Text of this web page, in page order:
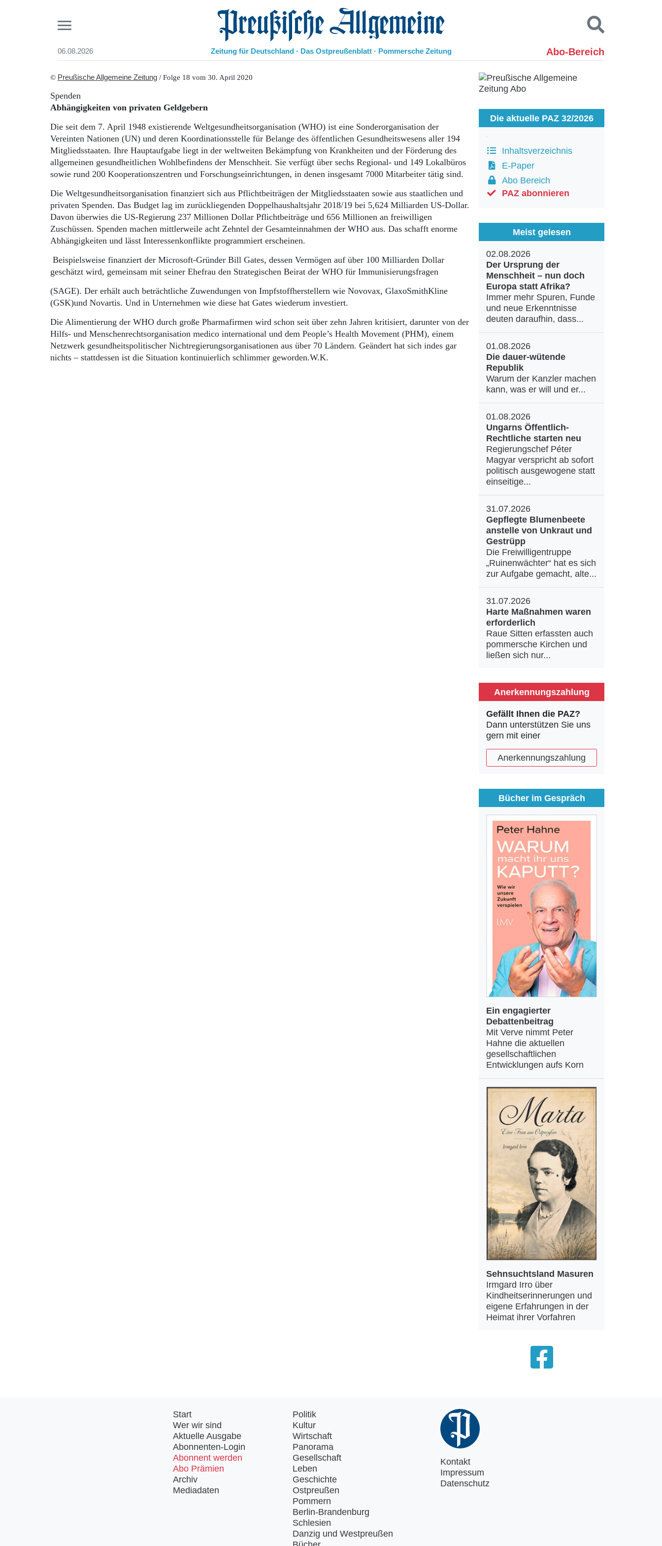
06.08.2026 Preußische Allgemeine Zeitung
Zeitung für Deutschland · Das Ostpreußenblatt · Pommersche Zeitung Abo-Bereich
Start
Aktuelle Ausgabe
Abonnenten-Login
Abonnent werden
Abo Prämien
Archiv
Mediadaten
Gesellschaft
Leben
Geschichte
Ostpreußen
Pommern
Berlin-Brandenburg
Danzig und Westpreußen
Bücher
Kontakt
Suchen und finden
© Preußische Allgemeine Zeitung / Folge 18 vom 30. April 2020
Spenden
Abhängigkeiten von privaten Geldgebern
Die seit dem 7. April 1948 existierende Weltgesundheitsorganisation (WHO) ist eine Sonderorganisation der
Vereinten Nationen (UN) und deren Koordinationsstelle für Belange des öffentlichen Gesundheitswesens aller 194
Mitgliedsstaaten. Ihre Hauptaufgabe liegt in der weltweiten Bekämpfung von Krankheiten und der Förderung des
allgemeinen gesundheitlichen Wohlbefindens der Menschheit. Sie verfügt über sechs Regional- und 149 Lokalbüros
sowie rund 200 Kooperationszentren und Forschungseinrichtungen, in denen insgesamt 7000 Mitarbeiter tätig sind.
Die Weltgesundheitsorganisation finanziert sich aus Pflichtbeiträgen der Mitgliedsstaaten sowie aus staatlichen und
privaten Spenden. Das Budget lag im zurückliegenden Doppelhaushaltsjahr 2018/19 bei 5,624 Milliarden US-Dollar.
Davon überwies die US-Regierung 237 Millionen Dollar Pflichtbeiträge und 656 Millionen an freiwilligen
Zuschüssen. Spenden machen mittlerweile acht Zehntel der Gesamteinnahmen der WHO aus. Das schafft enorme
Abhängigkeiten und lässt Interessenkonflikte programmiert erscheinen.
Beispielsweise finanziert der Microsoft-Gründer Bill Gates, dessen Vermögen auf über 100 Milliarden Dollar
geschätzt wird, gemeinsam mit seiner Ehefrau den Strategischen Beirat der WHO für Immunisierungsfragen
(SAGE). Der erhält auch beträchtliche Zuwendungen von Impfstoffherstellern wie Novovax, GlaxoSmithKline
(GSK)und Novartis. Und in Unternehmen wie diese hat Gates wiederum investiert.
Die Alimentierung der WHO durch große Pharmafirmen wird schon seit über zehn Jahren kritisiert, darunter von der
Hilfs- und Menschenrechtsorganisation medico international und dem People’s Health Movement (PHM), einem
Netzwerk gesundheitspolitischer Nichtregierungsorganisationen aus über 70 Ländern. Geändert hat sich indes gar
nichts – stattdessen ist die Situation kontinuierlich schlimmer geworden.W.K.
Die aktuelle PAZ 32/2026
Inhaltsverzeichnis
E-Paper
Abo Bereich
PAZ abonnieren
Meist gelesen
02.08.2026
Der Ursprung der
Menschheit – nun doch
Europa statt Afrika?
Immer mehr Spuren, Funde
und neue Erkenntnisse
deuten daraufhin, dass...
01.08.2026
Die dauer-wütende
Republik
Warum der Kanzler machen
kann, was er will und er...
01.08.2026
Ungarns Öffentlich-
Rechtliche starten neu
Regierungschef Péter
Magyar verspricht ab sofort
politisch ausgewogene statt
einseitige...
31.07.2026
Gepflegte Blumenbeete
anstelle von Unkraut und
Gestrüpp
Die Freiwilligentruppe
„Ruinenwächter“ hat es sich
zur Aufgabe gemacht, alte...
31.07.2026
Harte Maßnahmen waren
erforderlich
Raue Sitten erfassten auch
pommersche Kirchen und
ließen sich nur...
Anerkennungszahlung
Gefällt Ihnen die PAZ?
Dann unterstützen Sie uns
gern mit einer
Anerkennungszahlung
Bücher im Gespräch
Ein engagierter
Debattenbeitrag
Mit Verve nimmt Peter
Hahne die aktuellen
gesellschaftlichen
Entwicklungen aufs Korn
Sehnsuchtsland Masuren
Irmgard Irro über
Kindheitserinnerungen und
eigene Erfahrungen in der
Heimat ihrer Vorfahren
Start
Wer wir sind
Aktuelle Ausgabe
Abonnenten-Login
Abonnent werden
Abo Prämien
Archiv
Mediadaten
Politik
Kultur
Wirtschaft
Panorama
Gesellschaft
Leben
Geschichte
Ostpreußen
Pommern
Berlin-Brandenburg
Schlesien
Danzig und Westpreußen
Kontakt
Impressum
Datenschutz